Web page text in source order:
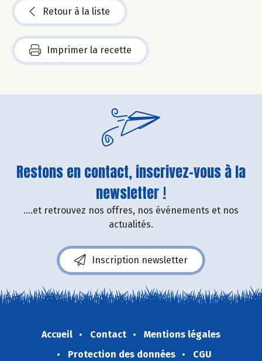
Retour à la liste
Imprimer la recette
Restons en contact, inscrivez-vous à la
newsletter !
....et retrouvez nos offres, nos événements et nos
actualités.
Inscription newsletter
Accueil Contact
Mentions légales
Protection des données
CGU